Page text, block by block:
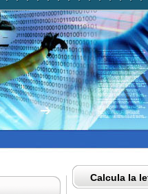
Calcula la